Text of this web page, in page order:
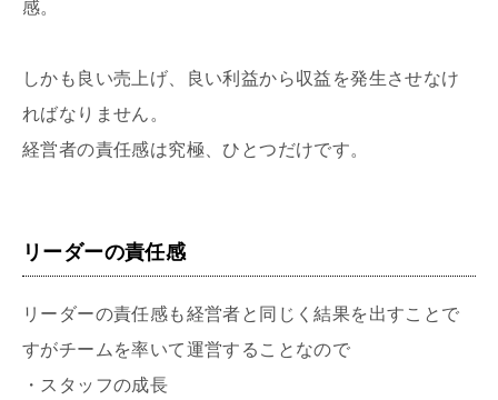
感。
しかも良い売上げ、良い利益から収益を発生させなけ
ればなりません。
経営者の責任感は究極、ひとつだけです。
リーダーの責任感
リーダーの責任感も経営者と同じく結果を出すことで
すがチームを率いて運営することなので
・スタッフの成長